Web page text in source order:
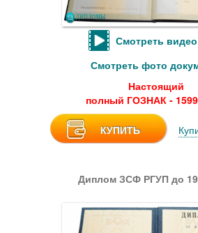
Смотреть видео
Смотреть фото
Настоящий
полный ГОЗНАК -
КУПИТЬ
Диплом ЗСФ РГУП до